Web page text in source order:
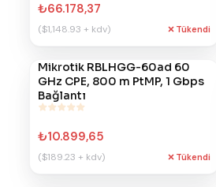
₺66.178,37
($1,148.93 + kdv) Tükendi
722
Mikrotik RBLHGG-60ad 60
GHz CPE, 800 m PtMP, 1 Gbps
Bağlantı
₺10.899,65
($189.23 + kdv) Tükendi